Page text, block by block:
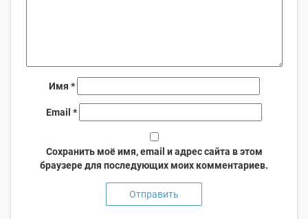
Имя *
Email *
Сохранить моё имя, email и адрес сайта в этом
браузере для последующих моих комментариев.